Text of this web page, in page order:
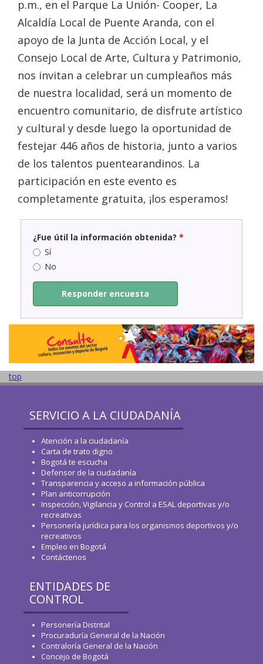
p.m., en el Parque La Unión- Cooper, La
Alcaldía Local de Puente Aranda, con el
apoyo de la Junta de Acción Local, y el
Consejo Local de Arte, Cultura y Patrimonio,
nos invitan a celebrar un cumpleaños más
de nuestra localidad, será un momento de
encuentro comunitario, de disfrute artístico
y cultural y desde luego la oportunidad de
festejar 446 años de historia, junto a varios
de los talentos puentearandinos. La
participación en este evento es
completamente gratuita, ¡los esperamos!
¿Fue útil la información obtenida? *
Sí
No
Responder encuesta
top
SERVICIO A LA CIUDADANÍA
Atención a la ciudadanía
Carta de trato digno
Bogotá te escucha
Defensor de la ciudadanía
Transparencia y acceso a información pública
Plan anticorrupción
Inspección, Vigilancia y Control a ESAL deportivas y/o
recreativas
Personería jurídica para los organismos deportivos y/o
recreativos
Empleo en Bogotá
Contáctenos
ENTIDADES DE
CONTROL
Personería Distrital
Procuraduría General de la Nación
Contraloría General de la Nación
Concejo de Bogotá